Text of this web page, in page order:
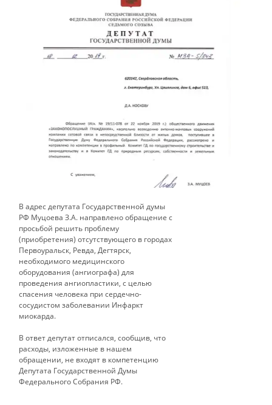
В адрес депутата Государственной думы
РФ Муцоева З.А. направлено обращение с
просьбой решить проблему
(приобретения) отсутствующего в городах
Первоуральск, Ревда, Дегтярск,
необходимого медицинского
оборудования (ангиографа) для
проведения ангиопластики, с целью
спасения человека при сердечно-
сосудистом заболевании Инфаркт
миокарда.
​В ответ депутат отписался, сообщив, что
расходы, изложенные в нашем
обращении, не входят в компетенцию
Депутата Государственной Думы
Федерального Собрания РФ.